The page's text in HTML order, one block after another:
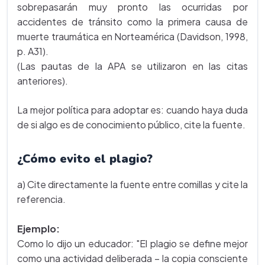
sobrepasarán muy pronto las ocurridas por
accidentes de tránsito como la primera causa de
muerte traumática en Norteamérica (Davidson, 1998,
p. A31).
(Las pautas de la APA se utilizaron en las citas
anteriores).
La mejor política para adoptar es: cuando haya duda
de si algo es de conocimiento público, cite la fuente.
¿Cómo evito el plagio?
a) Cite directamente la fuente entre comillas y cite la
referencia.
Ejemplo:
Como lo dijo un educador: "El plagio se define mejor
como una actividad deliberada – la copia consciente